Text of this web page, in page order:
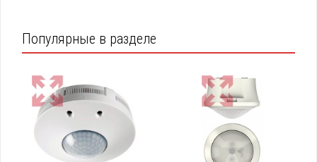
Популярные в разделе